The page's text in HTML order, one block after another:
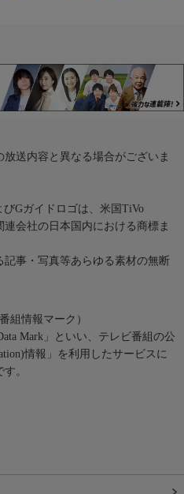
送内容と異なる場合がございま
Gガイドロゴは、米国TiVo
会社の日本国内における商標ま
事・写真等あらゆる素材の無断
組情報マーク）
Mark」といい、テレビ番組の公
情報」を利用したサービスに
。